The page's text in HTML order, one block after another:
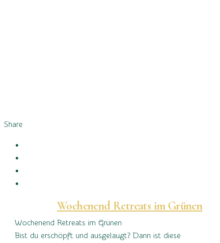
Share
Wochenend Retreats im Grünen
Wochenend Retreats im Grünen
Bist du erschöpft und ausgelaugt? Dann ist diese